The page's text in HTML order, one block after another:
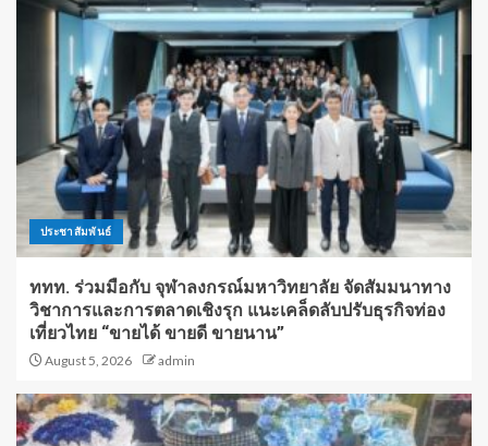
ประชาสัมพันธ์
ททท. ร่วมมือกับ จุฬาลงกรณ์มหาวิทยาลัย จัดสัมมนาทาง
วิชาการและการตลาดเชิงรุก แนะเคล็ดลับปรับธุรกิจท่อง
เที่ยวไทย “ขายได้ ขายดี ขายนาน”
August 5, 2026 admin